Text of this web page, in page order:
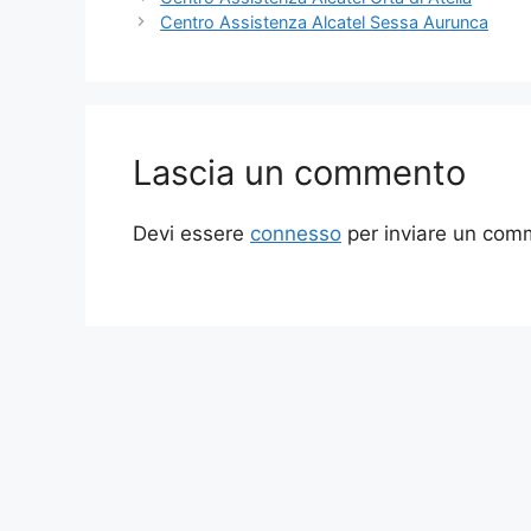
Centro Assistenza Alcatel Sessa Aurunca
Lascia un commento
Devi essere connesso per inviare un